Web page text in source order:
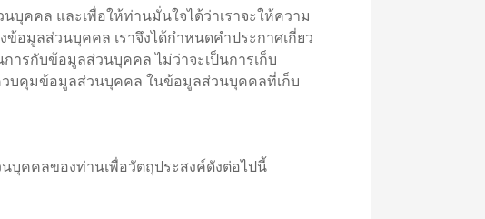
บุคคล และเพื่อให้ท่านมั่นใจได้ว่าเราจะให้ความ
มูลส่วนบุคคล เราจึงได้กำหนดคำประกาศเกี่ยว
ารกับข้อมูลส่วนบุคคล ไม่ว่าจะเป็นการเก็บ
ควบคุมข้อมูลส่วนบุคคล ในข้อมูลส่วนบุคคลที่เก็บ
บุคคลของท่านเพื่อวัตถุประสงค์ดังต่อไปนี้